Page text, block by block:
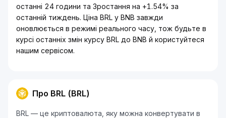
останні 24 години та Зростання на +1.54% за
останній тиждень. Ціна BRL у BNB завжди
оновлюється в режимі реального часу, тож будьте в
курсі останніх змін курсу BRL до BNB й користуйтеся
нашим сервісом.
Про BRL (BRL)
BRL — це криптовалюта, яку можна конвертувати в